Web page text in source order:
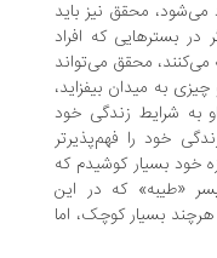
محقق نیز باید
که افراد
محقق می‌تواند
بیفزاید،
زندگی خود
را فهم‌پذیرتر
کوشیدم که
که در این
کوچک، اما